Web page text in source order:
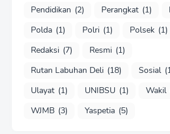
Pendidikan (2) Perangkat (1)
Polda (1) Polri (1) Polsek (1)
Redaksi (7) Resmi (1)
Rutan Labuhan Deli (18) Sosial
Ulayat (1) UNIBSU (1) Wakil
WJMB (3) Yaspetia (5)